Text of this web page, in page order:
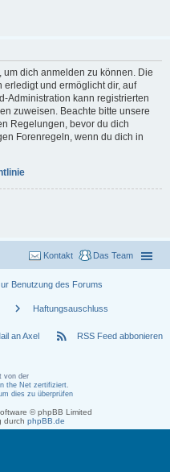
um dich anmelden zu können. Die
und ermöglicht dir, auf
Administration kann registrierten
zuweisen. Beachte bitte unsere
Regelungen, bevor du dich
Forenregeln, wenn du dich in
Das Team
Kontakt
Benutzung des Forums
chevron_right Haftungsauschluss
an Axel rss_feed RSS Feed abbonieren
von der
the Net zertifiziert
dies zu überprüfen
© phpBB Limited
durch phpBB.de